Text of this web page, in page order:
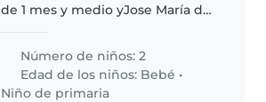
de 1 mes y medio yJose María de
mayoría del tiempo pero mamá
sale a estudiar martes y jueves..
Número de niños: 2
Edad de los niños: Bebé •
Niño de primaria